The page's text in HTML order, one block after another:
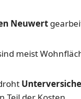
Neuwert
meist